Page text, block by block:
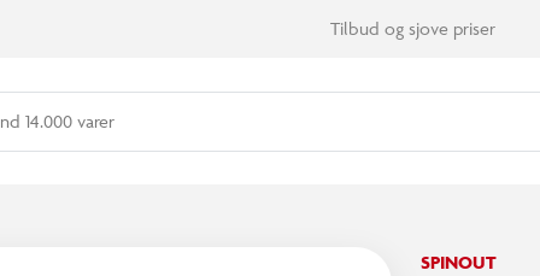
Tilbud og sjove priser
14.000 varer
SPINOUT